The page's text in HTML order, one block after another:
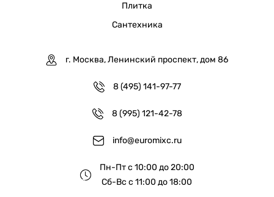
Плитка
Сантехника
г. Москва, Ленинский проспект, дом 86
8 (495) 141-97-77
8 (995) 121-42-78
info@euromixc.ru
Пн-Пт с 10:00 до 20:00
Сб-Вс с 11:00 до 18:00